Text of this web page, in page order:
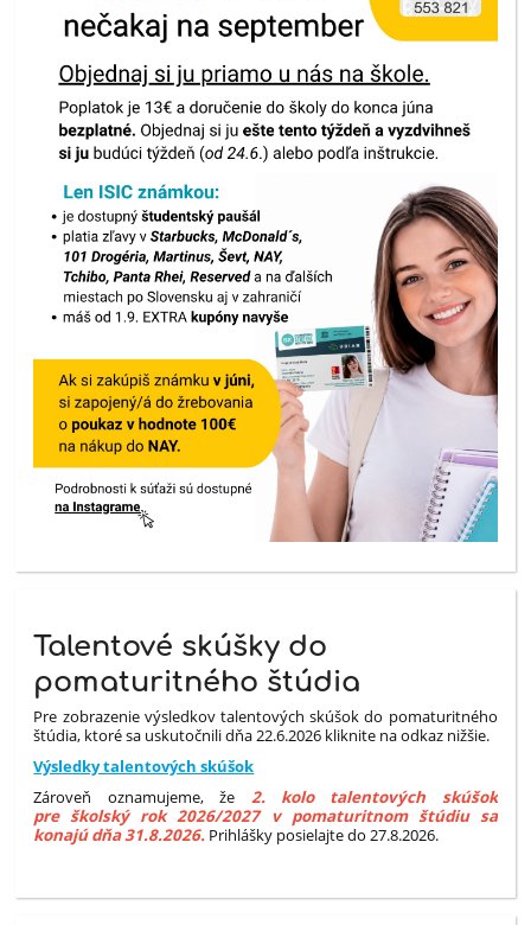
Talentové skúšky do
pomaturitného štúdia
Pre zobrazenie výsledkov talentových skúšok do pomaturitného
štúdia, ktoré sa uskutočnili dňa 22.6.2026 kliknite na odkaz nižšie.
Výsledky talentových skúšok
Zároveň oznamujeme, že 2. kolo talentových skúšok
pre školský rok 2026/2027 v pomaturitnom štúdiu sa
konajú dňa 31.8.2026. Prihlášky posielajte do 27.8.2026.